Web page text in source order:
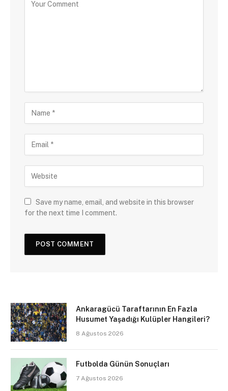
Save my name, email, and website in this browser
for the next time I comment.
Ankaragücü Taraftarının En Fazla
Husumet Yaşadığı Kulüpler Hangileri?
8 Ağustos 2026
Futbolda Günün Sonuçları
7 Ağustos 2026